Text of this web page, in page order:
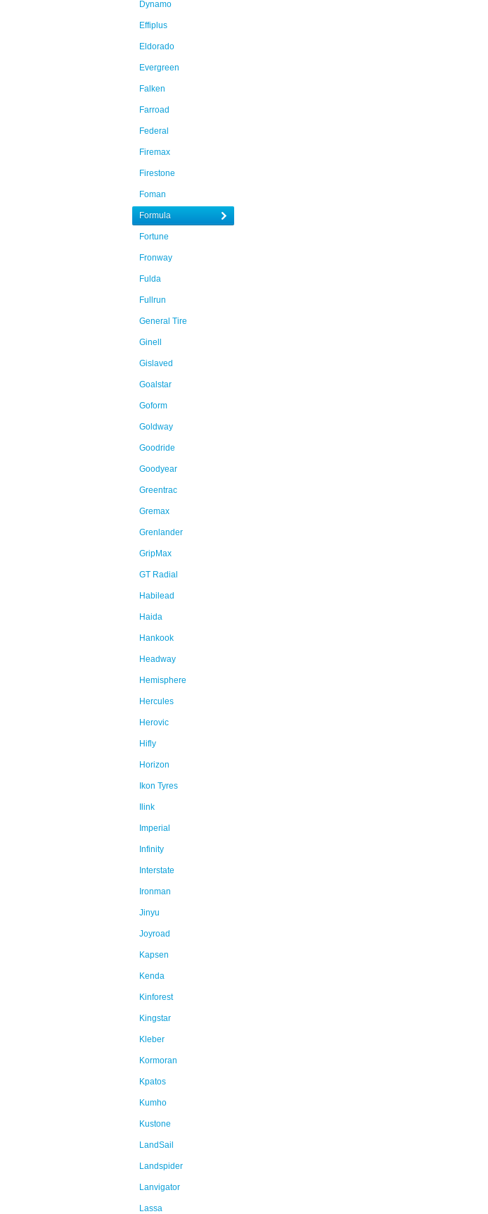
Dynamo
Effiplus
Eldorado
Evergreen
Falken
Farroad
Federal
Firemax
Firestone
Foman
Formula
Fortune
Fronway
Fulda
Fullrun
General Tire
Ginell
Gislaved
Goalstar
Goform
Goldway
Goodride
Goodyear
Greentrac
Gremax
Grenlander
GripMax
GT Radial
Habilead
Haida
Hankook
Headway
Hemisphere
Hercules
Herovic
Hifly
Horizon
Ikon Tyres
Ilink
Imperial
Infinity
Interstate
Ironman
Jinyu
Joyroad
Kapsen
Kenda
Kinforest
Kingstar
Kleber
Kormoran
Kpatos
Kumho
Kustone
LandSail
Landspider
Lanvigator
Lassa